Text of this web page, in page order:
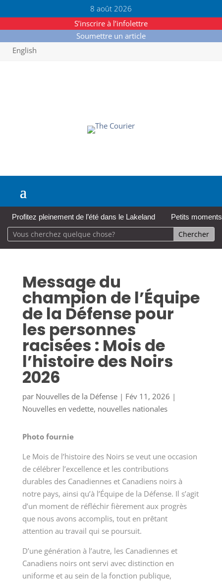
8 août 2026
S’inscrire à l’infolettre
Soumettre un article
English
Profitez pleinement de l’été dans le Lakeland Petits
Message du
champion de l’Équipe
de la Défense pour
les personnes
racisées : Mois de
l’histoire des Noirs
2026
par Nouvelles de la Défense| Fév 11, 2026 |
Nouvelles en vedette, nouvelles nationales
Photo fournie
Le Mois de l’histoire des Noirs se veut une occasion
de célébrer l’excellence et les contributions
durables des Canadiennes et Canadiens noirs à
notre pays, ainsi qu’à l’Équipe de la Défense. Il s’agit
d’un moment de réfléchir fièrement aux progrès
que nous avons accomplis, tout en prêtant
attention au travail qui se poursuit.
D’une génération à l’autre, les Canadiennes et
Canadiens noirs ont servi avec distinction en
uniforme et au sein de la fonction publique,